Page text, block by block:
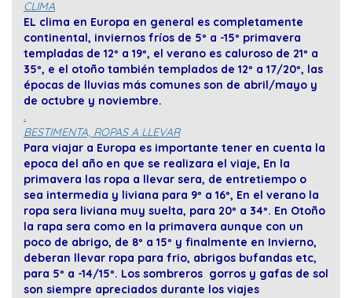
CLIMA
EL clima en Europa en general es completamente
continental, inviernos fríos de 5º a -15º primavera
templadas de 12º a 19º, el verano es caluroso de 21º a
35º, e el otoño también templados de 12º a 17/20º, las
épocas de lluvias más comunes son de abril/mayo y
de octubre y noviembre.
.
BESTIMENTA, ROPAS A LLEVAR
Para viajar a Europa es importante tener en cuenta la
epoca del año en que se realizara el viaje, En la
primavera las ropa a llevar sera, de entretiempo o
sea intermedia y liviana para 9º a 16º, En el verano la
ropa sera liviana muy suelta, para 20º a 34º. En Otoño
la rapa sera como en la primavera aunque con un
poco de abrigo, de 8º a 15º y finalmente en Invierno,
deberan llevar ropa para frio, abrigos bufandas etc,
para 5º a -14/15º. Los sombreros gorros y gafas de sol
son siempre apreciados durante los viajes